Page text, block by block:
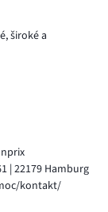
široké a
| 22179 Hamburg
kontakt/